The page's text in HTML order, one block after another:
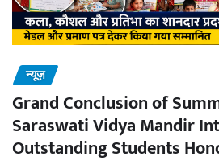
न्यूज़
Grand Conclusion of
Saraswati Vidya Mandir
Outstanding Students